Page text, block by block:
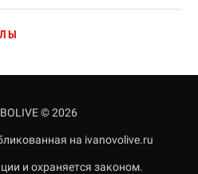
© 2026
на ivanovolive.ru
и охраняется законом.